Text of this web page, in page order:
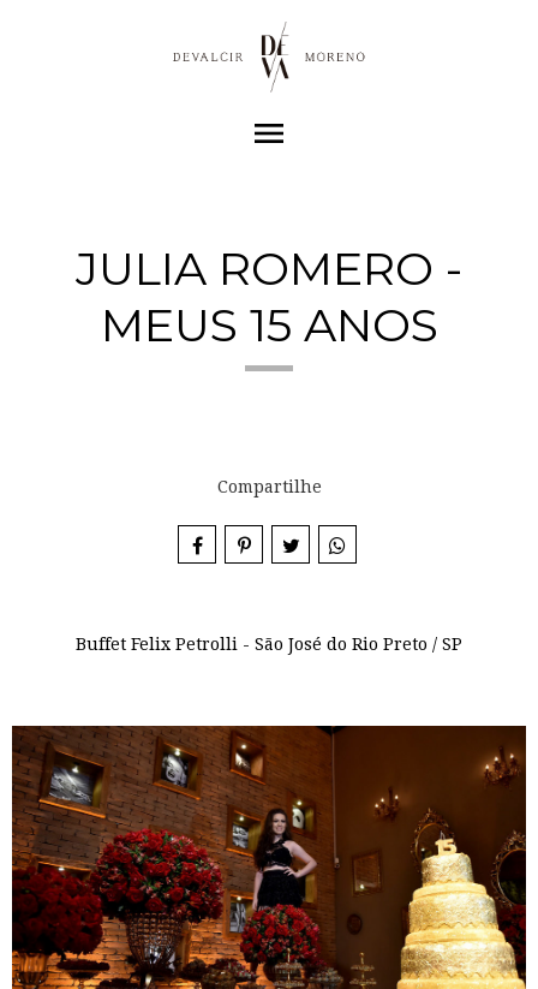
menu
JULIA ROMERO -
MEUS 15 ANOS
Compartilhe
Buffet Felix Petrolli - São José do Rio Preto / SP